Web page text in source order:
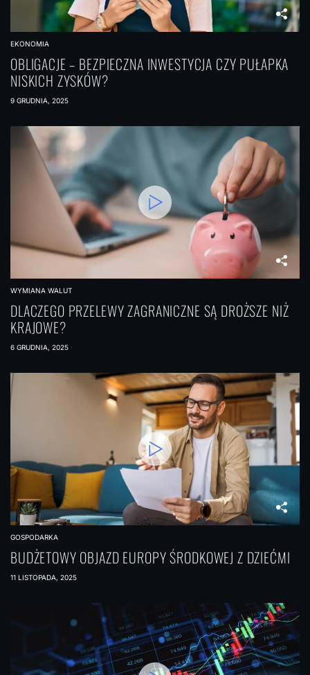
EKONOMIA
OBLIGACJE – BEZPIECZNA INWESTYCJA CZY PUŁAPKA
NISKICH ZYSKÓW?
9 GRUDNIA, 2025
WYMIANA WALUT
DLACZEGO PRZELEWY ZAGRANICZNE SĄ DROŻSZE NIŻ
KRAJOWE?
6 GRUDNIA, 2025
GOSPODARKA
BUDŻETOWY OBJAZD EUROPY ŚRODKOWEJ Z DZIEĆMI
11 LISTOPADA, 2025